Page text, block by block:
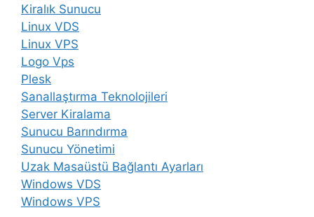
Kiralık Sunucu
Linux VDS
Linux VPS
Logo Vps
Plesk
Sanallaştırma Teknolojileri
Server Kiralama
Sunucu Barındırma
Sunucu Yönetimi
Uzak Masaüstü Bağlantı Ayarları
Windows VDS
Windows VPS